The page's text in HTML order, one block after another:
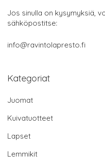
Jos sinulla on kysymyksiä,
sähköpostitse:
info@ravintolapresto.fi
Kategoriat
Juomat
Kuivatuotteet
Lapset
Lemmikit